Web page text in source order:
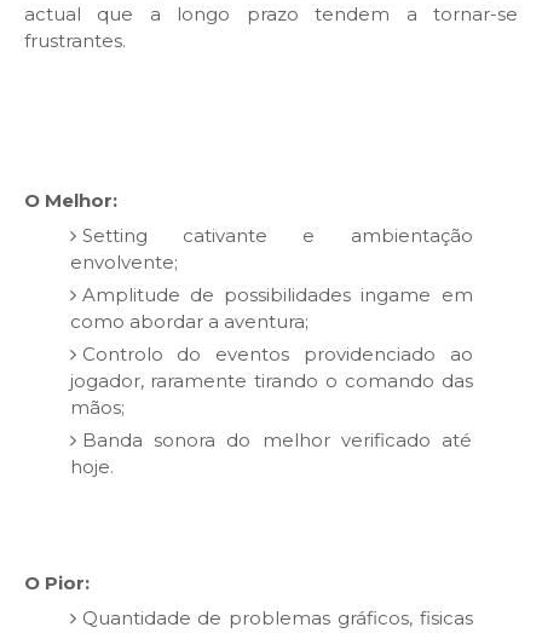
actual que a longo prazo tendem a tornar-se
frustrantes.
O Melhor:
Setting cativante e ambientação
envolvente;
Amplitude de possibilidades ingame em
como abordar a aventura;
Controlo do eventos providenciado ao
jogador, raramente tirando o comando das
mãos;
Banda sonora do melhor verificado até
hoje.
O Pior:
Quantidade de problemas gráficos, fisicas